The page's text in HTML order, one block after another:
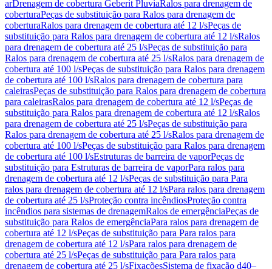
arDrenagem de cobertura Geberit PluviaRalos para drenagem de
coberturaPeças de substituição para Ralos para drenagem de
coberturaRalos para drenagem de cobertura até 12 l/sPeças de
substituição para Ralos para drenagem de cobertura até 12 l/sRalos
para drenagem de cobertura até 25 l/sPeças de substituição para
Ralos para drenagem de cobertura até 25 l/sRalos para drenagem de
cobertura até 100 l/sPeças de substituição para Ralos para drenagem
de cobertura até 100 l/sRalos para drenagem de cobertura para
caleirasPeças de substituição para Ralos para drenagem de cobertura
para caleirasRalos para drenagem de cobertura até 12 l/sPeças de
substituição para Ralos para drenagem de cobertura até 12 l/sRalos
para drenagem de cobertura até 25 l/sPeças de substituição para
Ralos para drenagem de cobertura até 25 l/sRalos para drenagem de
cobertura até 100 l/sPeças de substituição para Ralos para drenagem
de cobertura até 100 l/sEstruturas de barreira de vaporPeças de
substituição para Estruturas de barreira de vaporPara ralos para
drenagem de cobertura até 12 l/sPeças de substituição para Para
ralos para drenagem de cobertura até 12 l/sPara ralos para drenagem
de cobertura até 25 l/sProteção contra incêndiosProteção contra
incêndios para sistemas de drenagemRalos de emergênciaPeças de
substituição para Ralos de emergênciaPara ralos para drenagem de
cobertura até 12 l/sPeças de substituição para Para ralos para
drenagem de cobertura até 12 l/sPara ralos para drenagem de
cobertura até 25 l/sPeças de substituição para Para ralos para
drenagem de cobertura até 25 l/sFixaçõesSistema de fixação d40–